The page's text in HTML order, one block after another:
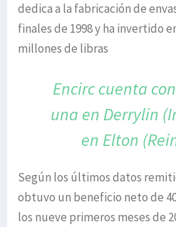
dedica a la fabricación de
finales de 1998 y ha invertido
millones de libras
Encirc cuenta
una en Derrylin
en Elton
Según los últimos datos
obtuvo un beneficio neto de
los nueve primeros meses de